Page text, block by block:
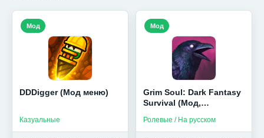
DDDigger (Мод меню)
Казуальные
Мод
Grim Soul: Dark Fantasy
Survival (Мод,
Ролевые / На русском
Мод